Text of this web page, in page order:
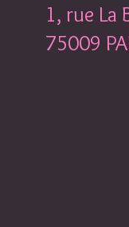
1, rue La
75009